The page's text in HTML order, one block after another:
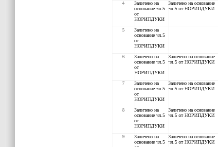
4 Заличено на
основание чл.5
от
НОРИПДУКИ
Заличено на основание
чл.5 от НОРИПДУКИ
5 Заличено на
основание чл.5
от
НОРИПДУКИ
6
Заличено на
основание чл.5
от
НОРИПДУКИ
Заличено на основание
чл.5 от НОРИПДУКИ
7 Заличено на
основание чл.5
от
НОРИПДУКИ
Заличено на основание
чл.5 от НОРИПДУКИ
8 Заличено на
основание чл.5
от
НОРИПДУКИ
Заличено на основание
чл.5 от НОРИПДУКИ
9 Заличено на
основание чл.5
Заличено на основание
чл.5 от НОРИПДУКИ